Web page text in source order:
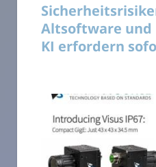
Altsoftware
KI erfordern